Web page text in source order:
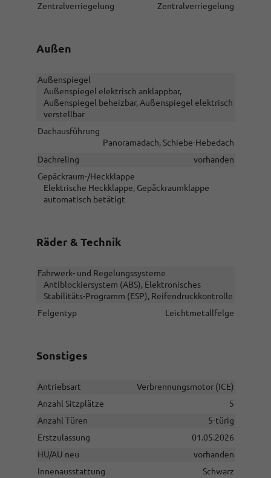
Zentralverriegelung
Zentralverriegelung
Außen
Außenspiegel
Außenspiegel elektrisch anklappbar,
Außenspiegel beheizbar, Außenspiegel elektrisch
verstellbar
Dachausführung
Panoramadach, Schiebe-Hebedach
Dachreling
vorhanden
Gepäckraum-/Heckklappe
Elektrische Heckklappe, Gepäckraumklappe
automatisch betätigt
Räder & Technik
Fahrwerk- und Regelungssysteme
Antiblockiersystem (ABS), Elektronisches
Stabilitäts-Programm (ESP), Reifendruckkontrolle
Felgentyp
Leichtmetallfelge
Sonstiges
Antriebsart
Verbrennungsmotor (ICE)
Anzahl Sitzplätze
5
Anzahl Türen
5-türig
Erstzulassung
01.05.2026
HU/AU neu
vorhanden
Innenausstattung
Schwarz